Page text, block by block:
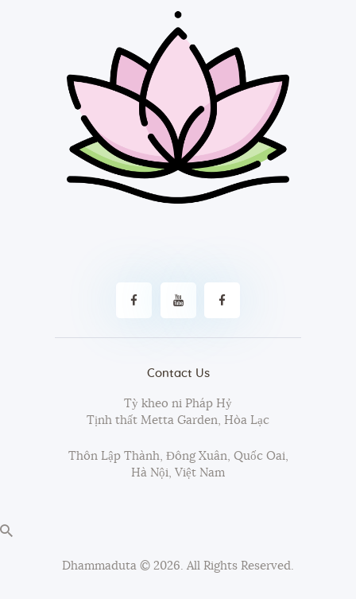
Contact Us
Tỳ kheo ni Pháp Hỷ
Tịnh thất Metta Garden, Hòa Lạc
Thôn Lập Thành, Đông Xuân, Quốc Oai,
Hà Nội, Việt Nam
Dhammaduta © 2026. All Rights Reserved.